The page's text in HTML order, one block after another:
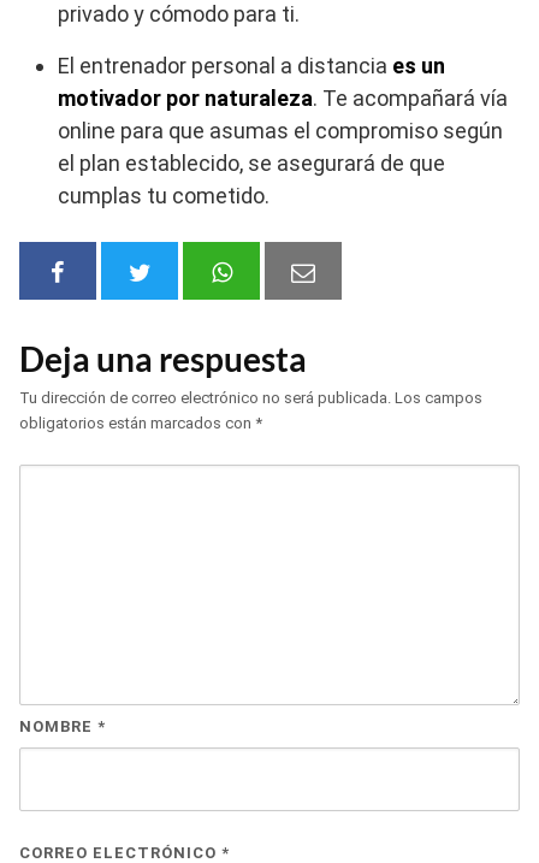
privado y cómodo para ti.
El entrenador personal a distancia es un
motivador por naturaleza. Te acompañará vía
online para que asumas el compromiso según
el plan establecido, se asegurará de que
cumplas tu cometido.
Deja una respuesta
Tu dirección de correo electrónico no será publicada. Los campos
obligatorios están marcados con *
NOMBRE *
CORREO ELECTRÓNICO *